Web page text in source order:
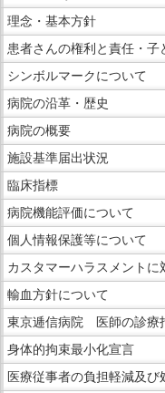
文
で
す。
ら
サ
イ
ド
メ
ニ
ュ
ー
で
す。
理念・基本方針
患者さんの権利と責任・子
シンボルマークについて
病院の沿革・歴史
病院の概要
施設基準届出状況
臨床指標
病院機能評価について
個人情報保護等について
カスタマーハラスメントに
輸血方針について
東京逓信病院 医師の診療
身体的拘束最小化宣言
医療従事者の負担軽減及